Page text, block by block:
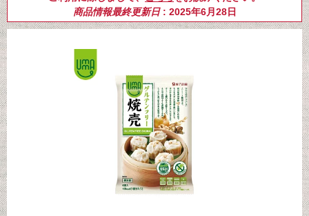
商品情報最終更新日: 2025年6月28日